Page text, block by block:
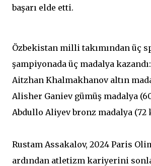
başarı elde etti.
Özbekistan milli takımından üç
şampiyonada üç madalya kazandı:
Aitzhan Khalmakhanov altın
Alisher Ganiev gümüş madalya
Abdullo Aliyev bronz madalya (72
Rustam Assakalov, 2024 Paris
ardından atletizm kariyerini